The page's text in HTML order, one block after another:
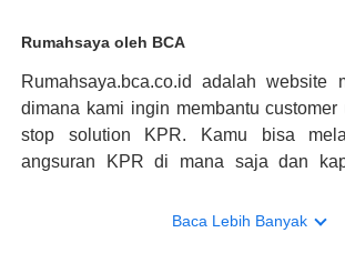
Rumahsaya oleh BCA
Rumahsaya.bca.co.id adalah website
dimana kami ingin membantu
stop solution KPR. Kamu bisa
angsuran KPR di mana saja dan
konsultasi mengenai KPR, maka ada
Baca Lebih Banyak